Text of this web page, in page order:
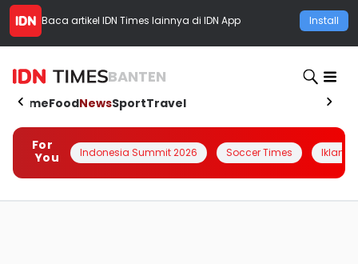
Baca artikel IDN Times lainnya di IDN App Install
BANTEN
HomeFoodNewsSportTravel
For
You
Indonesia Summit 2026 Soccer Times Iklanin